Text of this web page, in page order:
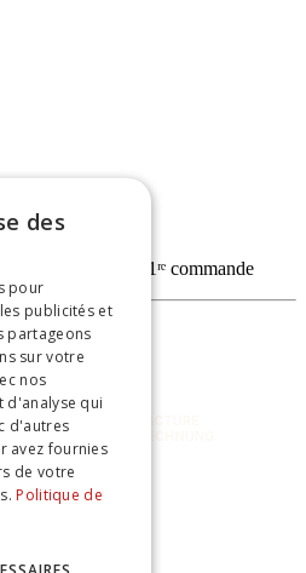
— -20% sur votre 1ʳᵉ commande
des
pour
publicités et
partageons
sur votre
nos
d'analyse qui
d'autres
avez fournies
de votre
Politique de